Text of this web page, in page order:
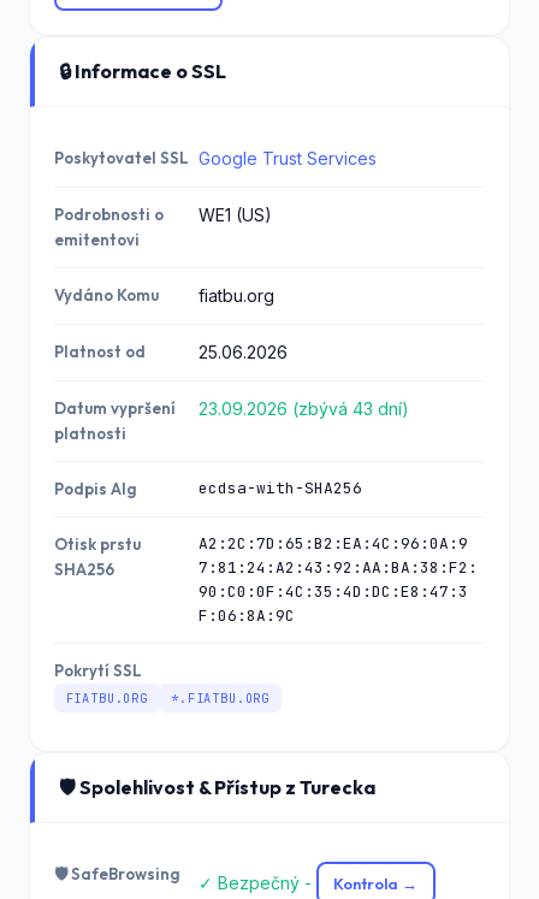
🔒 Informace o SSL
Poskytovatel SSL Google Trust Services
Podrobnosti o
emitentovi
WE1 (US)
Vydáno Komu fiatbu.org
Platnost od 25.06.2026
Datum vypršení
platnosti
23.09.2026 (zbývá 43 dní)
Podpis Alg ecdsa-with-SHA256
Otisk prstu
SHA256
A2:2C:7D:65:B2:EA:4C:96:0A:9
7:81:24:A2:43:92:AA:BA:38:F2:
90:C0:0F:4C:35:4D:DC:E8:47:3
F:06:8A:9C
Pokrytí SSL
FIATBU.ORG *.FIATBU.ORG
🛡️ Spolehlivost & Přístup z Turecka
🛡️ SafeBrowsing ✓ Bezpečný - Kontrola →